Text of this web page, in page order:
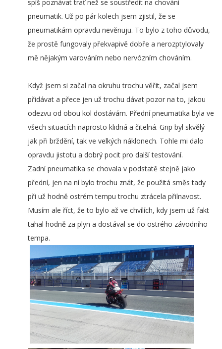
spíš poznávat trať než se soustředit na chování
pneumatik. Už po pár kolech jsem zjistil, že se
pneumatikám opravdu nevěnuju. To bylo z toho důvodu,
že prostě fungovaly překvapivě dobře a nerozptylovaly
mě nějakým varováním nebo nervózním chováním.
Když jsem si začal na okruhu trochu věřit, začal jsem
přidávat a přece jen už trochu dávat pozor na to, jakou
odezvu od obou kol dostávám. Přední pneumatika byla ve
všech situacích naprosto klidná a čitelná. Grip byl skvělý
jak při brždění, tak ve velkých náklonech. Tohle mi dalo
opravdu jistotu a dobrý pocit pro další testování.
Zadní pneumatika se chovala v podstatě stejně jako
přední, jen na ní bylo trochu znát, že použitá směs tady
při už hodně ostrém tempu trochu ztrácela přilnavost.
Musím ale říct, že to bylo až ve chvílích, kdy jsem už fakt
tahal hodně za plyn a dostával se do ostrého závodního
tempa.